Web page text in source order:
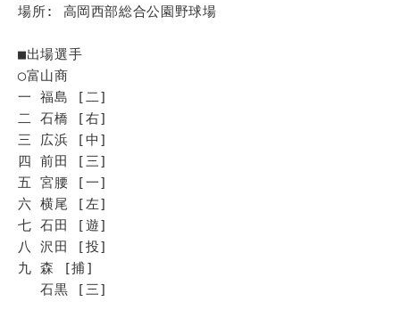
場所: 高岡西部総合公園野球場
■出場選手
◯富山商
一 福島 [二]
二 石橋 [右]
三 広浜 [中]
四 前田 [三]
五 宮腰 [一]
六 横尾 [左]
七 石田 [遊]
八 沢田 [投]
九 森 [捕]
石黒 [三]